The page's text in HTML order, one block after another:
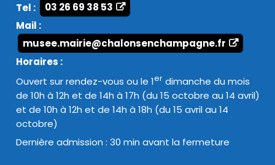
Tel :
03 26 69 38 53
Mail :
musee.mairie@chalonsenchampagne.fr
Horaires :
Ouvert sur rendez-vous ou le 1er dimanche du mois
de 10h à 12h et de 14h à 17h (du 15 octobre au 14 avril)
et de 10h à 12h et de 14h à 18h (du 15 avril au 14
octobre)
Dernière admission : 30 min avant la fermeture